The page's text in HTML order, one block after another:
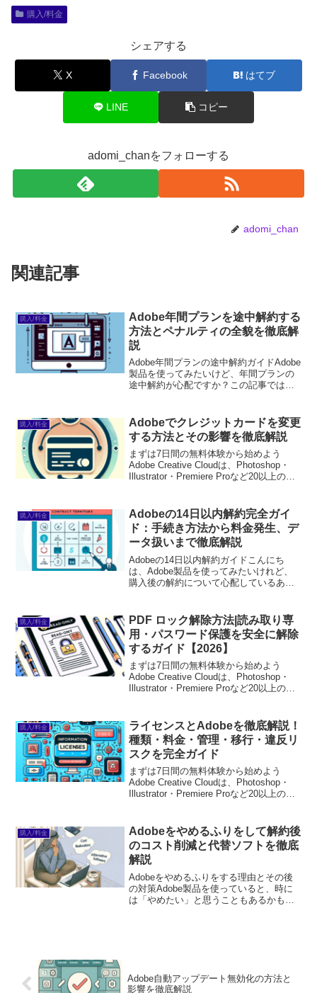
購入/料金
シェアする
X Facebook はてブ
LINE コピー
adomi_chanをフォローする
adomi_chan
関連記事
購入/料金
Adobe年間プランを途中解約する
方法とペナルティの全貌を徹底解
説
Adobe年間プランの途中解約ガイドAdobe
製品を使ってみたいけど、年間プランの
途中解約が心配ですか？この記事では、
者でも安心して手続きを進められるよう
に、具体的...
購入/料金
Adobeでクレジットカードを変更
する方法とその影響を徹底解説
まずは7日間の無料体験から始めよう
Adobe Creative Cloudは、Photoshop・
Illustrator・Premiere Proなど20以上のア
→※...
購入/料金
Adobeの14日以内解約完全ガイ
ド：手続き方法から料金発生、デ
ータ扱いまで徹底解説
Adobeの14日以内解約ガイドこんにち
は、Adobe製品を使ってみたいけれど、
購入後の解約について心配しているあな
に、具体的な手続きや注意点を詳しく解
説しますので、ぜひ...
購入/料金
PDF ロック解除方法|読み取り専
用・パスワード保護を安全に解除
するガイド【2026】
まずは7日間の無料体験から始めよう
Adobe Creative Cloudは、Photoshop・
Illustrator・Premiere Proなど20以上のア
→※...
購入/料金
ライセンスとAdobeを徹底解説！
種類・料金・管理・移行・違反リ
スクを完全ガイド
まずは7日間の無料体験から始めよう
Adobe Creative Cloudは、Photoshop・
Illustrator・Premiere Proなど20以上のア
→※...
購入/料金
Adobeをやめるふりをして解約後
のコスト削減と代替ソフトを徹底
解説
Adobeをやめるふりをする理由とその後
の対策Adobe製品を使っていると、時に
は「やめたい」と思うこともあるかもし
Adobe自動アップデート無効化の方法と
影響を徹底解説